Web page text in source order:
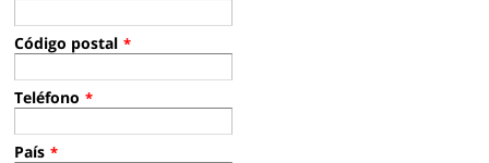
Código postal *
Teléfono *
País *